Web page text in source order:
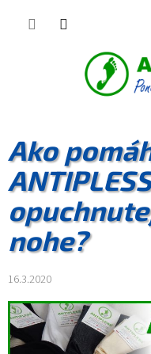
Ako
nohe?
16.3.2020